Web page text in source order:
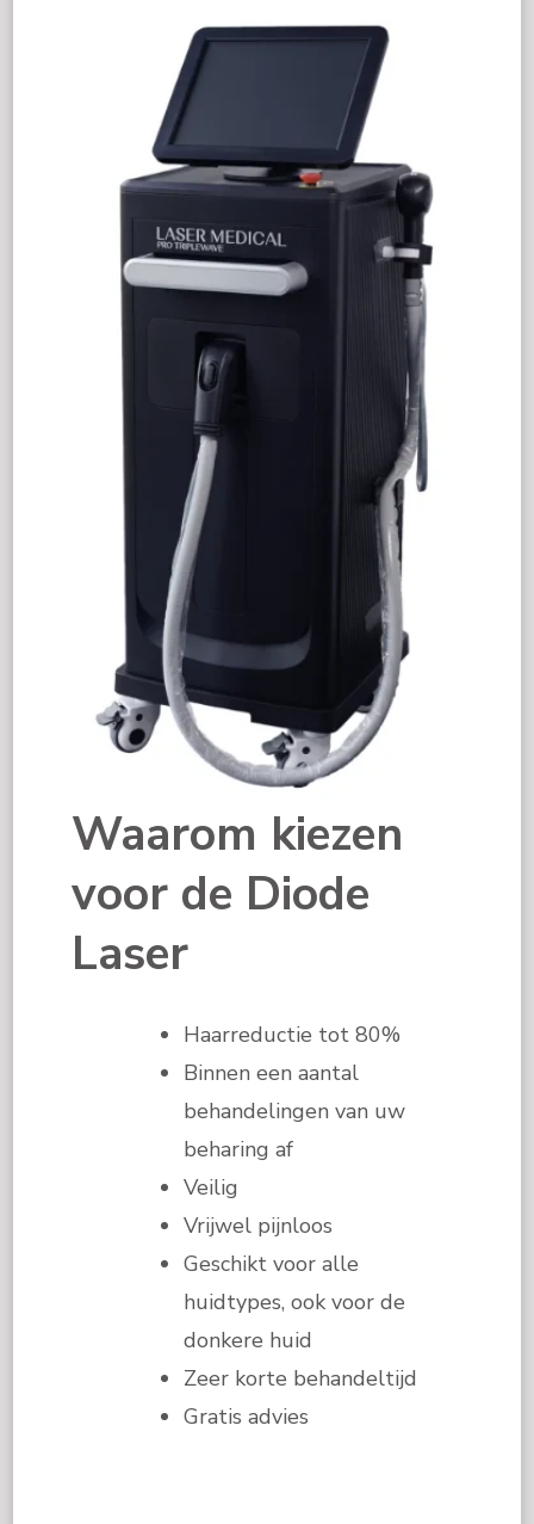
Waarom kiezen
voor de Diode
Laser
Haarreductie tot 80%
Binnen een aantal
behandelingen van uw
beharing af
Veilig
Vrijwel pijnloos
Geschikt voor alle
huidtypes, ook voor de
donkere huid
Zeer korte behandeltijd
Gratis advies